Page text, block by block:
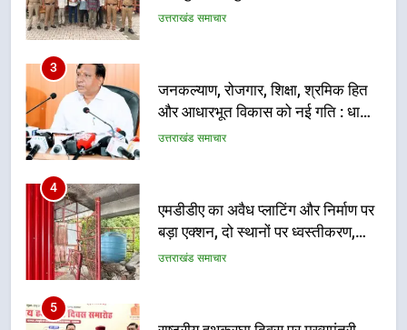
कैबिनेट के ऐतिहासिक फैसले
उत्तराखंड समाचार
4
एमडीडीए का अवैध प्लाटिंग और निर्माण पर
बड़ा एक्शन, दो स्थानों पर ध्वस्तीकरण,
मसूरी मार्ग पर अवैध निर्माण सील
उत्तराखंड समाचार
5
राष्ट्रीय हथकरघा दिवस पर मुख्यमंत्री
धामी ने उत्कृष्ट बुनकरों और हस्तशिल्प
कारीगरों को किया सम्मानित
उत्तराखंड समाचार
6